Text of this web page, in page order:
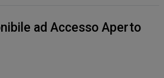
ad Accesso Aperto